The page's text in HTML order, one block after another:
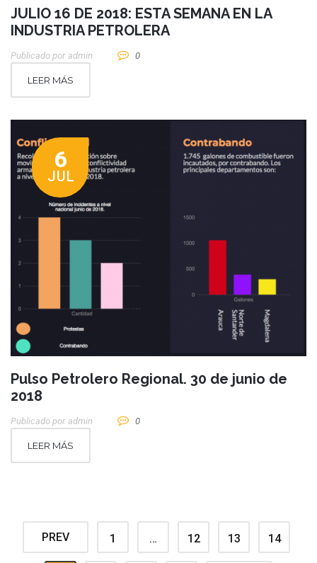
JULIO 16 DE 2018: ESTA SEMANA EN LA
INDUSTRIA PETROLERA
Publicado por Admin 0
LEER MÁS
6
JUL
Pulso Petrolero Regional. 30 de junio de
2018
Publicado por Admin 0
LEER MÁS
PREV 1 … 12 13 14